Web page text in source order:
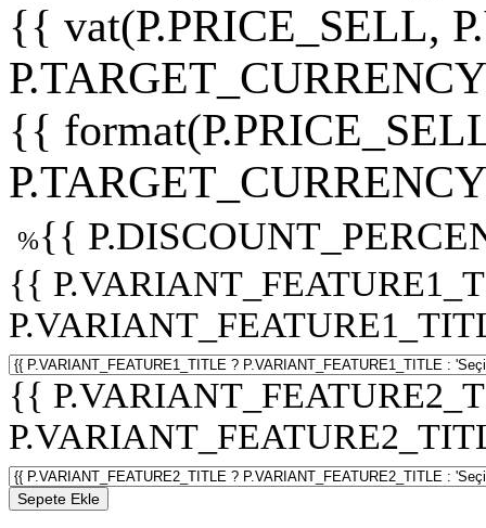
{{ vat(P.PRICE_SELL,
{{
%{{
{{
{{
Sepete Ekle